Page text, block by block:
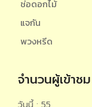
ช่อดอกไม้
แจกัน
พวงหรีด
จำนวนผู้เข้าชม